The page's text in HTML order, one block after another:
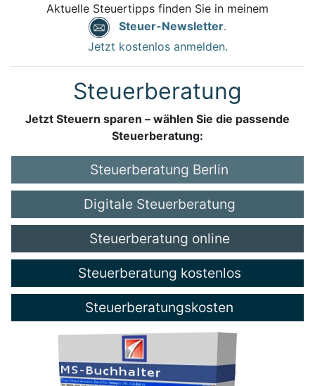
Aktuelle Steuertipps finden Sie in meinem
Steuer-Newsletter.
Jetzt kostenlos anmelden.
Steuerberatung
Jetzt Steuern sparen – wählen Sie die passende
Steuerberatung:
Steuerberatung Berlin
Digitale Steuerberatung
Steuerberatung online
Steuerberatung kostenlos
Steuerberatungskosten